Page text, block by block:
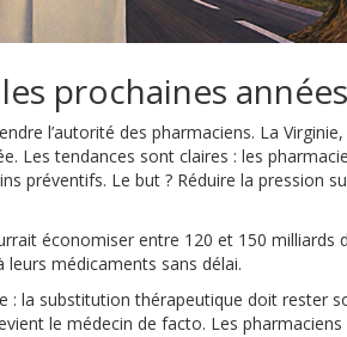
prochaines
l’autorité des pharmaciens. La Virginie,
Les tendances sont claires : les
préventifs. Le but ? Réduire la pression
économiser entre 120 et 150 milliards
leurs médicaments sans délai.
: la substitution thérapeutique doit rester
le médecin de facto. Les